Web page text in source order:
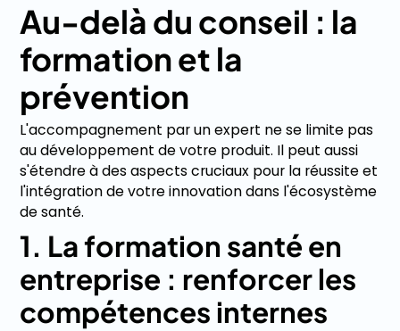
Au-delà du conseil : la
formation et la
prévention
L'accompagnement par un expert ne se limite pas
au développement de votre produit. Il peut aussi
s'étendre à des aspects cruciaux pour la réussite et
l'intégration de votre innovation dans l'écosystème
de santé.
1. La formation santé en
entreprise : renforcer les
compétences internes